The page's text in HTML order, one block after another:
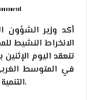
أكد وزير الشؤون
الانخراط النشيط
تنعقد اليوم
في المتوسط
التنمية البشرية والاقتصادية المستديمة في المنطقة.